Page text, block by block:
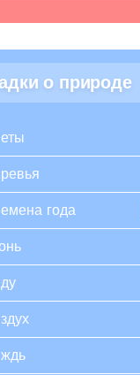
о природе
года